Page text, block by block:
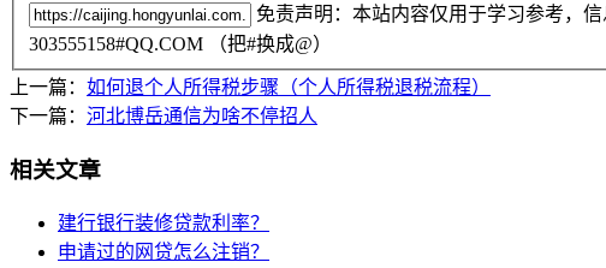
免责声明：本站内容仅用于学习参考，
303555158#QQ.COM （把#换成@）
上一篇： 如何退个人所得税步骤（个人所得税退税流程）
下一篇： 河北博岳通信为啥不停招人
相关文章
建行银行装修贷款利率？
申请过的网贷怎么注销？